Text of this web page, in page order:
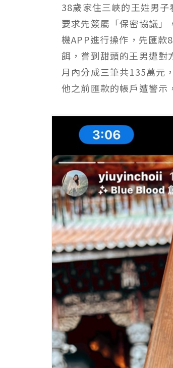
38歲家住三峽的王姓男
要求先簽屬「保密協議
機APP進行操作，先匯款
餌，嘗到甜頭的王男遭對
月內分成三筆共135萬元
他之前匯款的帳戶遭警示